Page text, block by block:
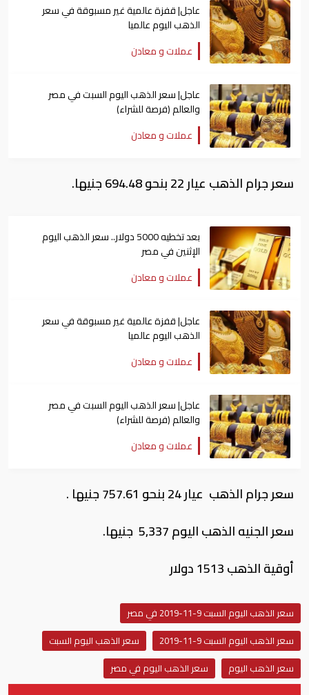
عاجل| قفزة عالمية غير مسبوقة في سعر
الذهب اليوم عالميا
عملات و معادن
عاجل| سعر الذهب اليوم السبت في مصر
والعالم (فرصة للشراء)
عملات و معادن
سعر جرام الذهب عيار 22 بنحو 694.48 جنيها.
بعد تخطيه 5000 دولار.. سعر الذهب اليوم
الإثنين في مصر
عملات و معادن
عاجل| قفزة عالمية غير مسبوقة في سعر
الذهب اليوم عالميا
عملات و معادن
عاجل| سعر الذهب اليوم السبت في مصر
والعالم (فرصة للشراء)
عملات و معادن
سعر جرام الذهب عيار 24 بنحو 757.61 جنيها .
سعر الجنيه الذهب اليوم 5,337 جنيها.
أوقية الذهب 1513 دولار
سعر الذهب اليوم السبت 9-11-2019 في مصر
سعر الذهب اليوم السبت 9-11-2019
سعر الذهب اليوم السبت
سعر الذهب اليوم
سعر الذهب اليوم في مصر